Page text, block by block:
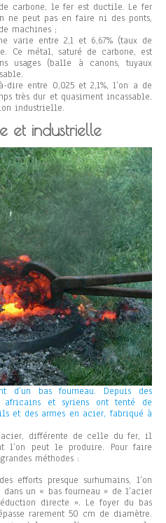
de carbone, le fer est ductile. Le fer
ne peut pas en faire ni des ponts,
machines ;
varie entre 2,1 et 6,67% (taux de
Ce métal, saturé de carbone, est
usages (balle à canons, tuyaux
dire entre 0,025 et 2,1%, l’on a de
très dur et quasiment incassable.
industrielle.
et industrielle
bas fourneau. Depuis des
africains et syriens ont tenté de
et des armes en acier, fabriqué à
différente de celle du fer, il
l’on peut le produire. Pour faire
méthodes :
efforts presque surhumains, l’on
un « bas fourneau » de l’acier
directe ». Le foyer du bas
rarement 50 cm de diamètre.